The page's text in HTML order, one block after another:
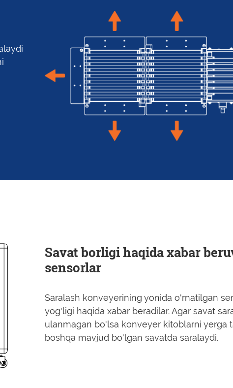
Savat borligi haqida xabar
sensorlar
Saralash konveyerining yonida o'rnatilgan
yog'ligi haqida xabar beradilar. Agar savat
ulanmagan bo'lsa konveyer kitoblarni yerga
boshqa mavjud bo'lgan savatda saralaydi.